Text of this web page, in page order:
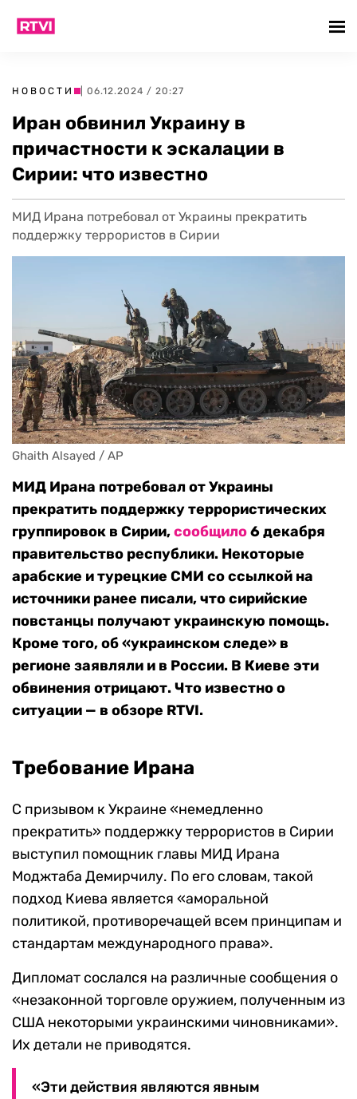
НОВОСТИ | 06.12.2024 / 20:27
Иран обвинил Украину в
причастности к эскалации в
Сирии: что известно
МИД Ирана потребовал от Украины прекратить
поддержку террористов в Сирии
Ghaith Alsayed / AP
МИД Ирана потребовал от Украины
прекратить поддержку террористических
группировок в Сирии,сообщило6 декабря
правительство республики. Некоторые
арабские и турецкие СМИ со ссылкой на
источники ранее писали, что сирийские
повстанцы получают украинскую помощь.
Кроме того, об «украинском следе» в
регионе заявляли и в России. В Киеве эти
обвинения отрицают. Что известно о
ситуации — в обзоре RTVI.
Требование Ирана
С призывом к Украине «немедленно
прекратить» поддержку террористов в Сирии
выступил помощник главы МИД Ирана
Моджтаба Демирчилу. По его словам, такой
подход Киева является «аморальной
политикой, противоречащей всем принципам и
стандартам международного права».
Дипломат сослался на различные сообщения о
«незаконной торговле оружием, полученным из
США некоторыми украинскими чиновниками».
Их детали не приводятся.
«Эти действия являются явным